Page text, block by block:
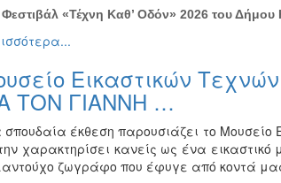
Φεστιβάλ «Τέχνη Καθ’ Οδόν» 2026 του Δήμου
Εικαστικών
ΤΟΝ ΓΙΑΝΝΗ …
σπουδαία έκθεση παρουσιάζει το
χαρακτηρίσει κανείς ως ένα
ζωγράφο που έφυγε από κοντά